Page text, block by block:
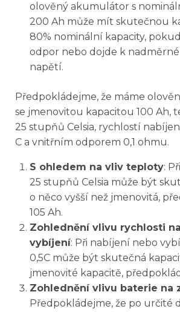
olověný akumulátor s
200 Ah může mít skutečnou
80% nominální kapacity,
odpor nebo dojde k
napětí.
Předpokládejme, že máme
se jmenovitou kapacitou 100 Ah,
25 stupňů Celsia, rychlostí
C a vnitřním odporem 0,1 ohmu.
S ohledem na vliv teploty:
25 stupňů Celsia může být
o něco vyšší než jmenovitá,
105 Ah.
Zohlednění vlivu rychlosti
vybíjení: Při nabíjení nebo
0,5C může být skutečná
jmenovité kapacitě,
Zohlednění vlivu baterie na
Předpokládejme, že po určité